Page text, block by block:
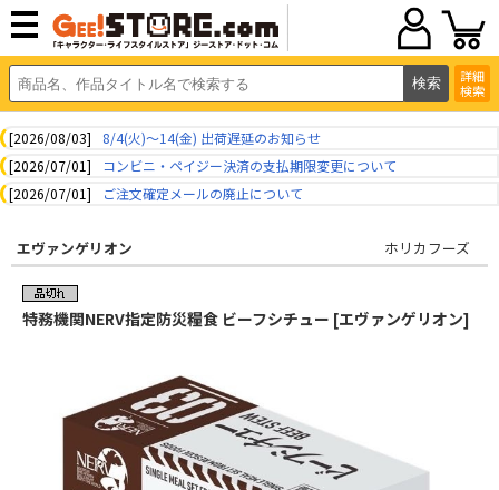
詳細
検索
[2026/08/03]
8/4(火)～14(金) 出荷遅延のお知らせ
[2026/07/01]
コンビニ・ペイジー決済の支払期限変更について
[2026/07/01]
ご注文確定メールの廃止について
エヴァンゲリオン ホリカフーズ
特務機関NERV指定防災糧食 ビーフシチュー [エヴァンゲリオン]